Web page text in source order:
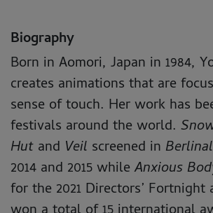
Biography
Born in Aomori, Japan in 1984,
creates animations that are
sense of touch. Her work has
festivals around the world.
Hut and Veil screened in
2014 and 2015 whileAnxious
for the 2021 Directors’ Fortnight